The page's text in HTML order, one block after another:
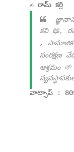
✍ రామ్ కర్రి
కవి 📖,
, సామాజిక
సంరక్షణ
ఆశ్రమం
వాట్సాప్ :